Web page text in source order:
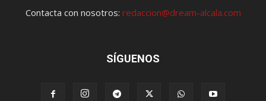
Contacta con nosotros: redaccion@dream-alcala.com
SÍGUENOS